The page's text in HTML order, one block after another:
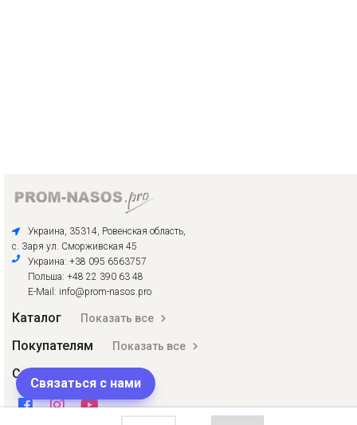
Украина, 35314, Ровенская область,
с. Заря ул. Сморживская 45
Украина: +38 095 6563757
Польша: +48 22 390 63 48
E-Mail: info@prom-nasos.pro
Каталог Показать все
Покупателям Показать все
Соцсети
Связаться с нами